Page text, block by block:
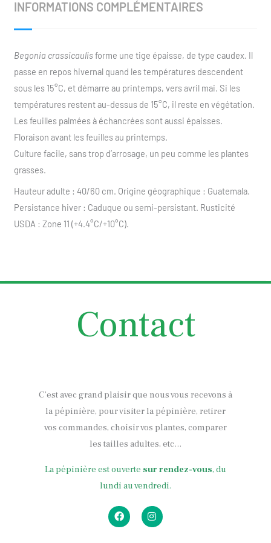
INFORMATIONS COMPLÉMENTAIRES
Begonia crassicaulisforme une tige épaisse, de type caudex. Il
passe en repos hivernal quand les températures descendent
sous les 15°C, et démarre au printemps, vers avril mai. Si les
températures restent au-dessus de 15°C, il reste en végétation.
Les feuilles palmées à échancrées sont aussi épaisses.
Floraison avant les feuilles au printemps.
Culture facile, sans trop d’arrosage, un peu comme les plantes
grasses.
Hauteur adulte : 40/60 cm. Origine géographique : Guatemala.
Persistance hiver : Caduque ou semi-persistant. Rusticité
USDA : Zone 11 (+4.4°C/+10°C).
Contact
C’est avec grand plaisir que nous vous recevons à
la pépinière, pour visiter la pépinière, retirer
vos commandes, choisir vos plantes, comparer
les tailles adultes, etc…
La pépinière est ouverte sur rendez-vous, du
lundi au vendredi.
F
a
c
I
n
s